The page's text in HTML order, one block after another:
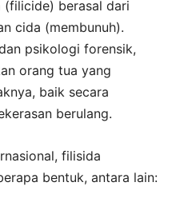
(filicide) berasal dari
cida (membunuh).
psikologi forensik,
orang tua yang
baik secara
berulang.
filisida
bentuk, antara lain: